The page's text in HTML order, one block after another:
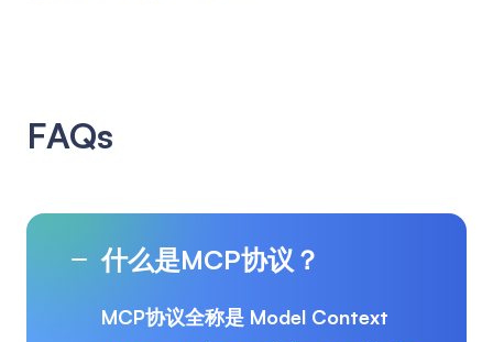
FAQs
什么是MCP协议？
MCP协议全称是 Model Context